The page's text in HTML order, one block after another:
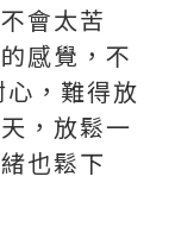
會太苦
感覺，不
，難得放
，放鬆一
也鬆­下